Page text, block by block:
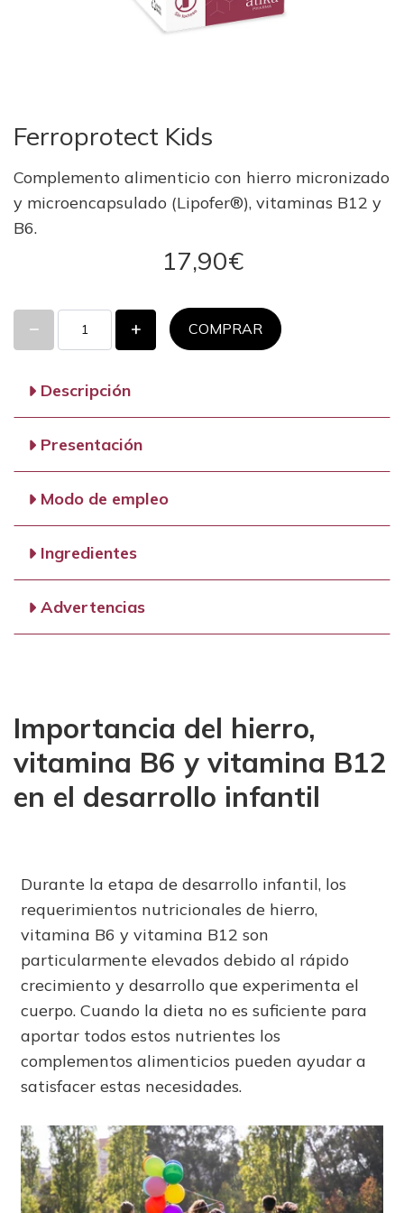
Ferroprotect Kids
Complemento alimenticio con hierro micronizado
y microencapsulado (Lipofer®), vitaminas B12 y
B6.
17,90€
COMPRAR
Descripción
Presentación
Modo de empleo
Ingredientes
Advertencias
Importancia del hierro,
vitamina B6 y vitamina B12
en el desarrollo infantil
Durante la etapa de desarrollo infantil, los
requerimientos nutricionales de hierro,
vitamina B6 y vitamina B12 son
particularmente elevados debido al rápido
crecimiento y desarrollo que experimenta el
cuerpo. Cuando la dieta no es suficiente para
aportar todos estos nutrientes los
complementos alimenticios pueden ayudar a
satisfacer estas necesidades.